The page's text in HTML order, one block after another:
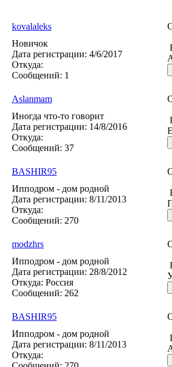
kovalaleks
Новичок
Дата регистрации: 4/6/2017
Откуда:
Сообщений: 1
Aslanmam
Иногда что-то говорит
Дата регистрации: 14/8/2016
Откуда:
Сообщений: 37
BASHIR95
Ипподром - дом родной
Дата регистрации: 8/11/2013
Откуда:
Сообщений: 270
modzhrs
Ипподром - дом родной
Дата регистрации: 28/8/2012
Откуда: Россия
Сообщений: 262
BASHIR95
Ипподром - дом родной
Дата регистрации: 8/11/2013
Откуда: